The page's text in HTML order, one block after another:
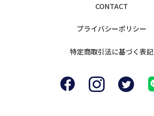
CONTACT
プライバシーポリシー
特定商取引法に基づく表記